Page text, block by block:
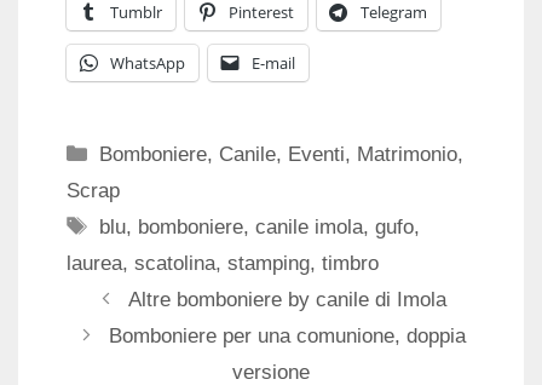
Tumblr Pinterest Telegram
WhatsApp E-mail
Categorie
Bomboniere, Canile, Eventi, Matrimonio,
Scrap
Tag
blu, bomboniere,canile imola,gufo,
laurea, scatolina, stamping, timbro
Altre bomboniere by canile di Imola
Bomboniere per una comunione, doppia
versione